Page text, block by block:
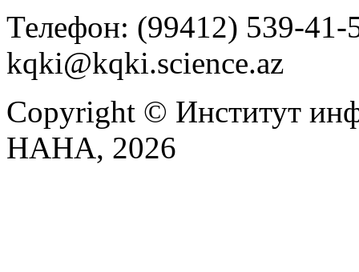
Телефон: (99412) 539-
kqki@kqki.science.az
Copyright © Институт
НАНА, 2026